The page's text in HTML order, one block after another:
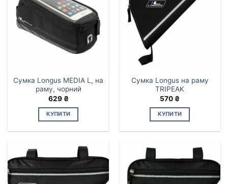
Сумка Longus MEDIA L, на
раму, чорний
629 ₴
КУПИТИ
Сумка Longus на раму
TRIPEAK
570 ₴
КУПИТИ